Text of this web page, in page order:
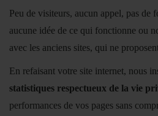
Peu de visiteurs, aucun appel, pas
aucune idée de ce qui fonctionne ou
avec les anciens sites, qui ne
En refaisant votre site internet, nous
statistiques respectueux de la vie
performances de vos pages sans